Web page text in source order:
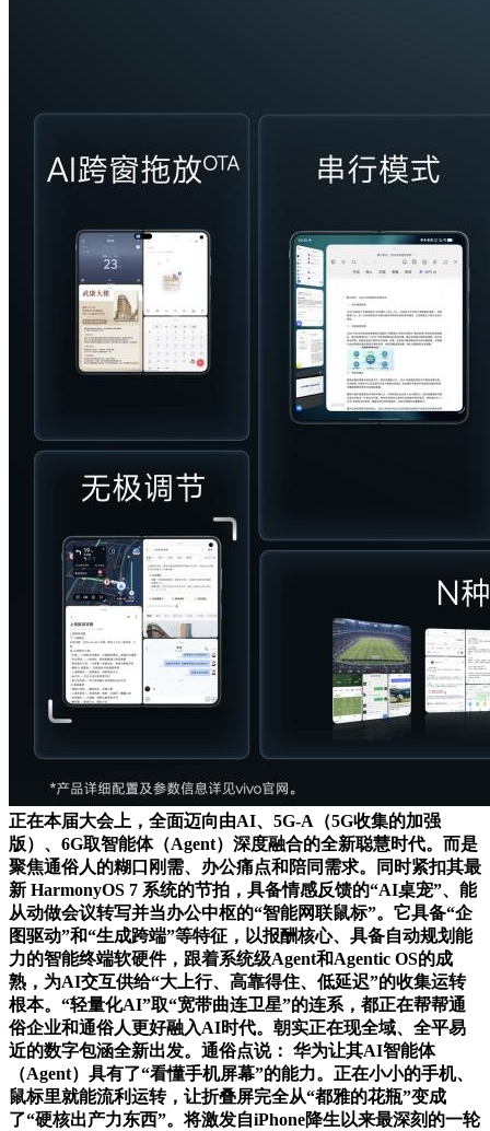
正在本届大会上，全面迈向由AI、5G-A（5G收集的加强
版）、6G取智能体（Agent）深度融合的全新聪慧时代。而是
聚焦通俗人的糊口刚需、办公痛点和陪同需求。同时紧扣其最
新 HarmonyOS 7 系统的节拍，具备情感反馈的“AI桌宠”、能
从动做会议转写并当办公中枢的“智能网联鼠标”。它具备“企
图驱动”和“生成跨端”等特征，以报酬核心、具备自动规划能
力的智能终端软硬件，跟着系统级Agent和Agentic OS的成
熟，为AI交互供给“大上行、高靠得住、低延迟”的收集运转
根本。“轻量化AI”取“宽带曲连卫星”的连系，都正在帮帮通
俗企业和通俗人更好融入AI时代。朝实正在现全域、全平易
近的数字包涵全新出发。通俗点说： 华为让其AI智能体
（Agent）具有了“看懂手机屏幕”的能力。正在小小的手机、
鼠标里就能流利运转，让折叠屏完全从“都雅的花瓶”变成
了“硬核出产力东西”。将激发自iPhone降生以来最深刻的一轮